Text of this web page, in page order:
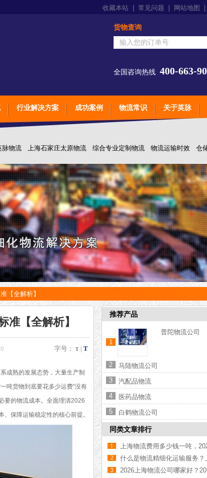
收藏本站 常见问题 网站地图
货物查询
全国咨询热线 400-663-
行业解决方案 成功案例 物流常识 关于英脉
脉物流 上海石家庄太原物流 综合专业定制物流 物流运输时效 仓
家庄太原综合专业定制物流
【全解析】
准【全解析】
字号： T | T
成熟的发展态势，大量生产制
吨货物到底要花多少运费”没有
要的物流成本。全面理清2026
保障运输稳定性的核心前提。
推荐产品
1
普陀物流公司
2
马陆物流公司
3
汽配品物流
4
医药品物流
5
白鹤物流公司
同类文章排行
上海物流费用多少钱一吨，
运收费标准【全解析】
什么是物流精细化运输服务？
公司科普【全网聚焦】
2026上海物流公司哪家好？